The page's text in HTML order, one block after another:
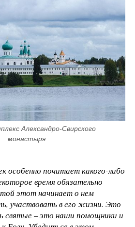
Александро-Свирского
монастыря
особенно почитает какого-либо
время обязательно
этот начинает о нем
участвовать в его жизни. Это
святые – это наши помощники и